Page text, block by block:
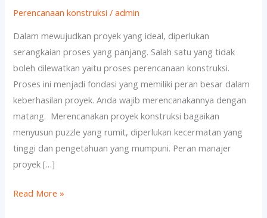
Perencanaan konstruksi /admin
Dalam mewujudkan proyek yang ideal, diperlukan
serangkaian proses yang panjang. Salah satu yang tidak
boleh dilewatkan yaitu proses perencanaan konstruksi.
Proses ini menjadi fondasi yang memiliki peran besar dalam
keberhasilan proyek. Anda wajib merencanakannya dengan
matang. Merencanakan proyek konstruksi bagaikan
menyusun puzzle yang rumit, diperlukan kecermatan yang
tinggi dan pengetahuan yang mumpuni. Peran manajer
proyek […]
dalam
Perencanaan
Konstruksi
Read More »